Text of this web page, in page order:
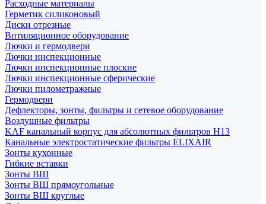
Расходные материалы
Герметик силиконовый
Диски отрезные
Внтиляционное оборудование
Лючки и гермодвери
Лючки инспекционные
Лючки инспекционные плоские
Лючки инспекционные сферические
Лючки пилометражные
Гермодвери
Дефлекторы, зонты, фильтры и сетевое оборудование
Воздушные фильтры
KAF канальный корпус для абсолютных фильтров H13
Канальные электростатические фильтры ELIXAIR
Зонты кухонные
Гибкие вставки
Зонты ВШ
Зонты ВШ прямоугольные
Зонты ВШ круглые